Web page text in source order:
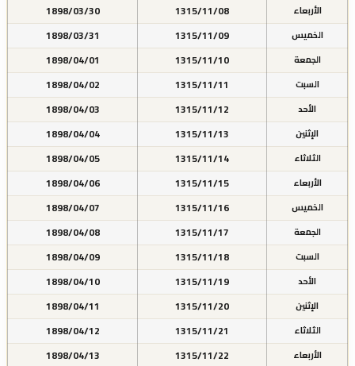
الأربعاء 1315/11/08
1898/03/30
الخميس 1315/11/09
1898/03/31
الجمعة 1315/11/10
1898/04/01
السبت 1315/11/11
1898/04/02
الأحد 1315/11/12
1898/04/03
الإثنين 1315/11/13
1898/04/04
الثلاثاء 1315/11/14
1898/04/05
الأربعاء 1315/11/15
1898/04/06
الخميس 1315/11/16
1898/04/07
الجمعة 1315/11/17
1898/04/08
السبت 1315/11/18
1898/04/09
الأحد 1315/11/19
1898/04/10
الإثنين 1315/11/20
1898/04/11
الثلاثاء 1315/11/21
1898/04/12
الأربعاء 1315/11/22
1898/04/13